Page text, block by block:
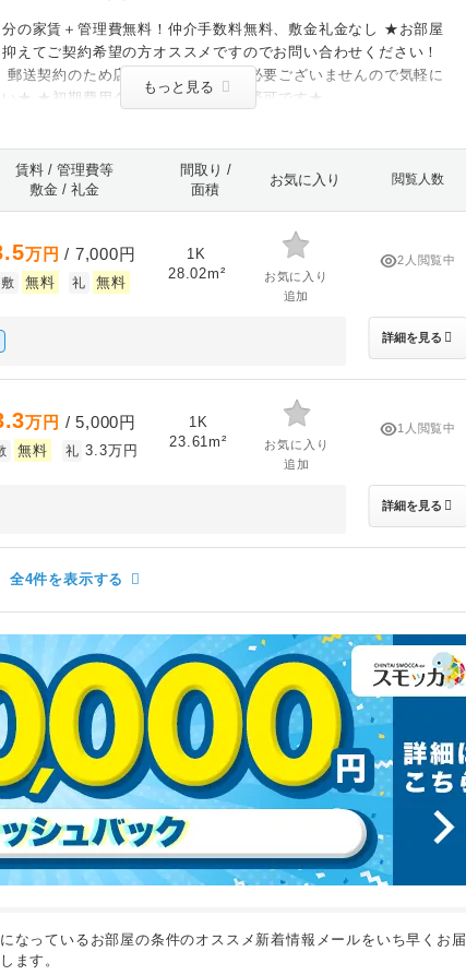
の家賃＋管理費無料！仲介手数料無料、敷金礼金なし ★お部屋
えてご契約希望の方オススメですのでお問い合わせください！
送契約のため店舗に来ていただく必要ございませんので気軽に
い★ ★初期費用クレジットカード決済可です★
もっと見る
賃料 / 管理費等
敷金 / 礼金
間取り /
面積
お気に入り 閲覧人数
万円 / 7,000円
敷 無料 礼 無料
1K
28.02m²
お気に入り
追加
2人閲覧中
詳細を見る
万円 / 5,000円
無料 礼 3.3万円
1K
23.61m²
お気に入り
追加
1人閲覧中
詳細を見る
全4件を表示する
なっているお部屋の条件のオススメ新着情報メールをいち早くお届
ます。